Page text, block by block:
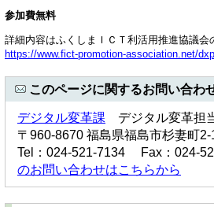
参加費無料
詳細内容はふくしまＩＣＴ利活用推進協議会
https://www.fict-promotion-association.net/
このページに関するお問い合わ
デジタル変革課 デジタル変革担
〒960-8670 福島県福島市杉妻町
Tel：024-521-7134 Fax：024-
のお問い合わせはこちらから